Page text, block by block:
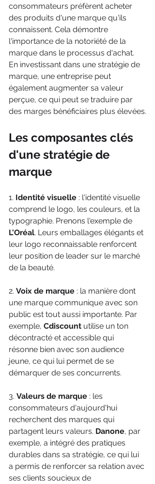
consommateurs préfèrent acheter
des produits d'une marque qu'ils
connaissent. Cela démontre
l'importance de la notoriété de la
marque dans le processus d'achat.
En investissant dans une stratégie de
marque, une entreprise peut
également augmenter sa valeur
perçue, ce qui peut se traduire par
des marges bénéficiaires plus élevées.
Les composantes clés
d'une stratégie de
marque
1. Identité visuelle : l'identité visuelle
comprend le logo, les couleurs, et la
typographie. Prenons l'exemple de
L'Oréal. Leurs emballages élégants et
leur logo reconnaissable renforcent
leur position de leader sur le marché
de la beauté.
2. Voix de marque : la manière dont
une marque communique avec son
public est tout aussi importante. Par
exemple, Cdiscount utilise un ton
décontracté et accessible qui
résonne bien avec son audience
jeune, ce qui lui permet de se
démarquer de ses concurrents.
3. Valeurs de marque : les
consommateurs d'aujourd'hui
recherchent des marques qui
partagent leurs valeurs. Danone, par
exemple, a intégré des pratiques
durables dans sa stratégie, ce qui lui
a permis de renforcer sa relation avec
ses clients soucieux de